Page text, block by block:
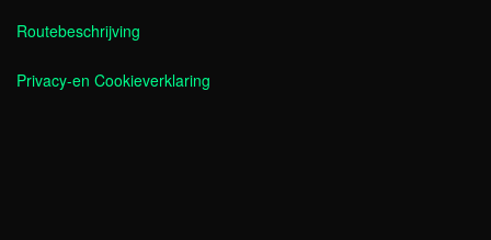
Routebeschrijving
Privacy-en Cookieverklaring